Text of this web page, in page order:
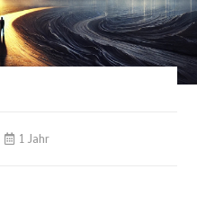
1 Jahr